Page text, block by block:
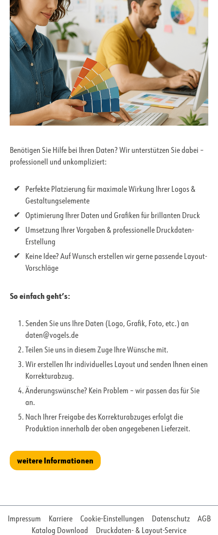
Benötigen Sie Hilfe bei Ihren Daten? Wir unterstützen Sie dabei –
professionell und unkompliziert:
Perfekte Platzierung für maximale Wirkung Ihrer Logos &
Gestaltungselemente
Optimierung Ihrer Daten und Grafiken für brillanten Druck
Umsetzung Ihrer Vorgaben & professionelle Druckdaten-
Erstellung
Keine Idee? Auf Wunsch erstellen wir gerne passende Layout-
Vorschläge
So einfach geht’s:
Senden Sie uns Ihre Daten (Logo, Grafik, Foto, etc.) an
daten@vogels.de
Teilen Sie uns in diesem Zuge Ihre Wünsche mit.
Wir erstellen Ihr individuelles Layout und senden Ihnen einen
Korrekturabzug.
Änderungswünsche? Kein Problem – wir passen das für Sie
an.
Nach Ihrer Freigabe des Korrekturabzuges erfolgt die
Produktion innerhalb der oben angegebenen Lieferzeit.
weitere Informationen
Impressum Karriere Cookie-Einstellungen Datenschutz
AGB
Katalog Download
Druckdaten- & Layout-Service